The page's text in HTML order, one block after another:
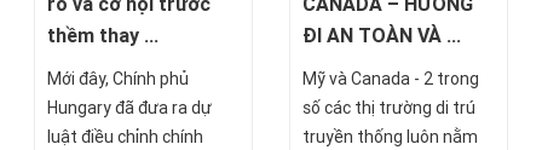
quốc tế.
thềm thay ...
Mới đây, Chính phủ
Hungary đã đưa ra dự
luật điều chỉnh chính
ĐI AN TOÀN VÀ ...
Mỹ và Canada - 2 trong
số các thị trường di trú
truyền thống luôn nằm